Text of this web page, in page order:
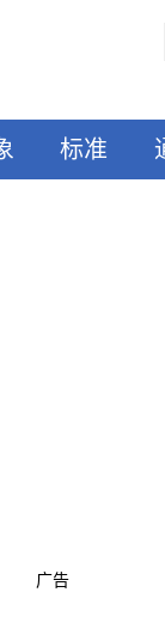
标准
广告